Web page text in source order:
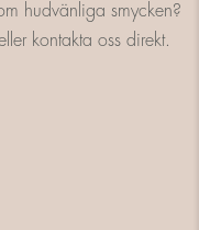
hudvänliga smycken?
kontakta oss direkt.